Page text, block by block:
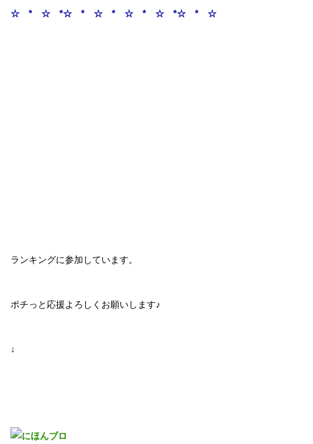
☆ * ☆ *☆ * ☆ * ☆ * ☆ *☆ * ☆
ランキングに参加しています。
ポチっと応援よろしくお願いします♪
↓